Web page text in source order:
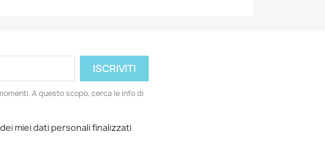
A questo scopo, cerca le info di
miei dati personali finalizzati